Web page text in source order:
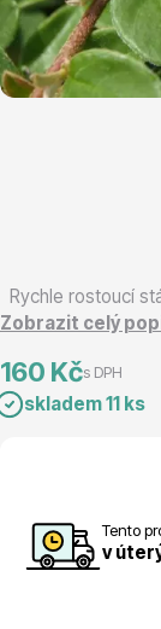
Vánoční
Rychle rostoucí
Zobrazit celý
160 Kčs DPH
skladem 11 ks
Tento
v